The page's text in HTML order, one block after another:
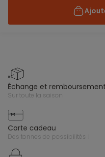
échange et remboursement
sur toute la saison
carte cadeau
des tonnes de possibilités !